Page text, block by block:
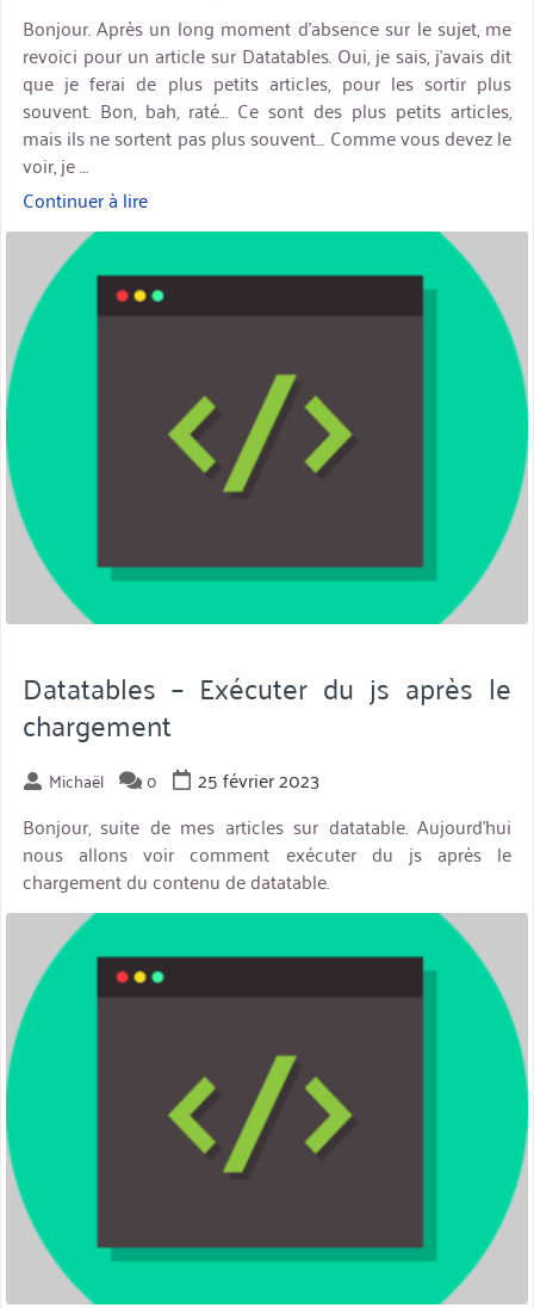
Bonjour. Après un long moment d’absence sur le sujet, me
revoici pour un article sur Datatables. Oui, je sais, j’avais dit
que je ferai de plus petits articles, pour les sortir plus
souvent. Bon, bah, raté… Ce sont des plus petits articles,
mais ils ne sortent pas plus souvent… Comme vous devez le
voir, je …
Continuer à lire« Datatables
–
via
ajax »
miniature
Datatables – Exécuter du js après le
chargement
Michaël 0
25 février 2023
Bonjour, suite de mes articles sur datatable. Aujourd’hui
nous allons voir comment exécuter du js après le
chargement du contenu de datatable.
miniature